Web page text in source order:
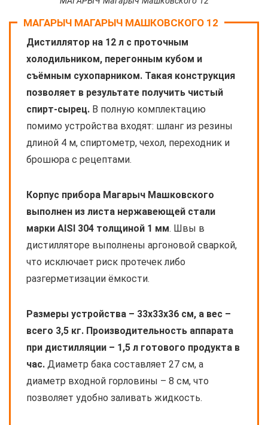
МАГАРЫЧ МАГАРЫЧ МАШКОВСКОГО 12
Дистиллятор на 12 л с проточным
холодильником, перегонным кубом и
съёмным сухопарником. Такая конструкция
позволяет в результате получить чистый
спирт-сырец. В полную комплектацию
помимо устройства входят: шланг из резины
длиной 4 м, спиртометр, чехол, переходник и
брошюра с рецептами.
Корпус прибора Магарыч Машковского
выполнен из листа нержавеющей стали
марки AISI 304 толщиной 1 мм. Швы в
дистилляторе выполнены аргоновой сваркой,
что исключает риск протечек либо
разгерметизации ёмкости.
Размеры устройства – 33х33х36 см, а вес –
всего 3,5 кг. Производительность аппарата
при дистилляции – 1,5 л готового продукта в
час. Диаметр бака составляет 27 см, а
диаметр входной горловины – 8 см, что
позволяет удобно заливать жидкость.